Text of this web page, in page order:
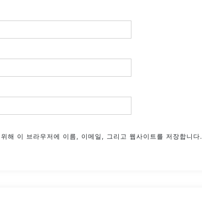
해 이 브라우저에 이름, 이메일, 그리고 웹사이트를 저장합니다.